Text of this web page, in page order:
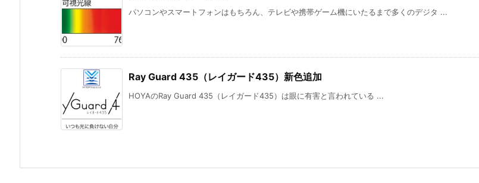
パソコンやスマートフォンはもちろん、テレビや携帯ゲーム機にいたるまで多くのデジタ ...
Ray Guard 435（レイガード435）新色追加
HOYAのRay Guard 435（レイガード435）は眼に有害と言われている ...